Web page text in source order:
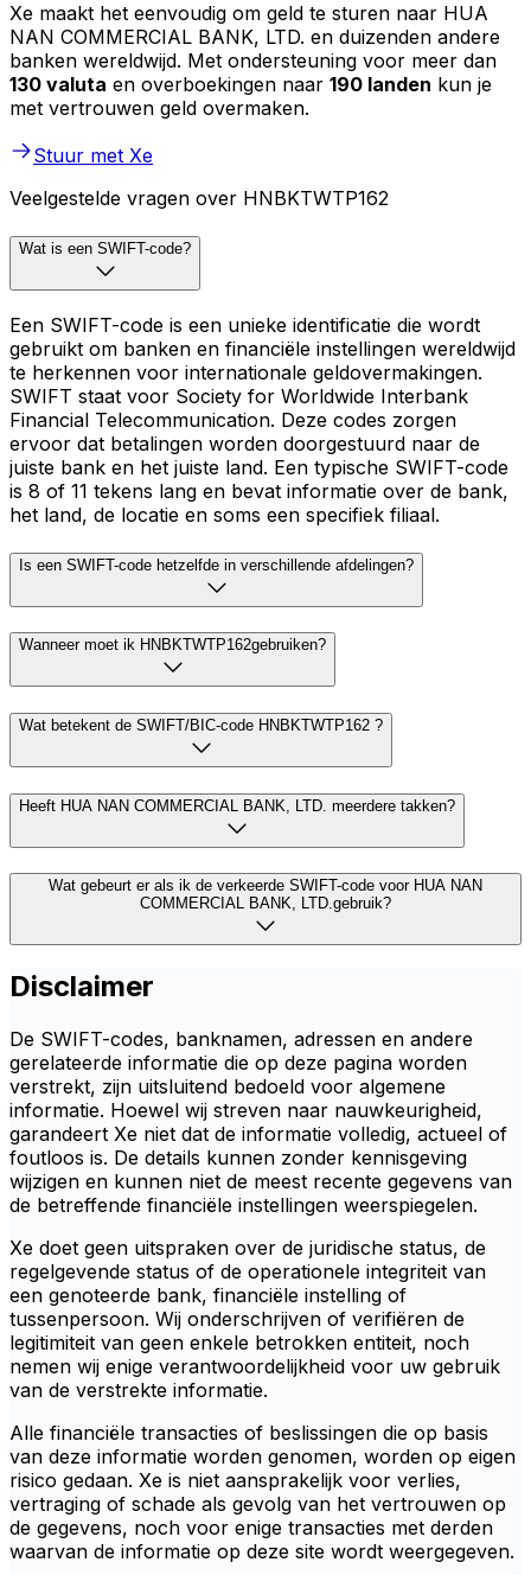
Xe maakt het eenvoudig om geld te sturen naar HUA
NAN COMMERCIAL BANK, LTD. en duizenden andere
banken wereldwijd. Met ondersteuning voor meer dan
130 valuta en overboekingen naar 190 landen kun je
met vertrouwen geld overmaken.
Stuur met Xe
Veelgestelde vragen over HNBKTWTP162
Wat is een SWIFT-code?
Een SWIFT-code is een unieke identificatie die wordt
gebruikt om banken en financiële instellingen wereldwijd
te herkennen voor internationale geldovermakingen.
SWIFT staat voor Society for Worldwide Interbank
Financial Telecommunication. Deze codes zorgen
ervoor dat betalingen worden doorgestuurd naar de
juiste bank en het juiste land. Een typische SWIFT-code
is 8 of 11 tekens lang en bevat informatie over de bank,
het land, de locatie en soms een specifiek filiaal.
Is een SWIFT-code hetzelfde in verschillende afdelingen?
Wanneer moet ik HNBKTWTP162gebruiken?
Wat betekent de SWIFT/BIC-code HNBKTWTP162 ?
Heeft HUA NAN COMMERCIAL BANK, LTD. meerdere takken?
Wat gebeurt er als ik de verkeerde SWIFT-code voor HUA NAN
COMMERCIAL BANK, LTD.gebruik?
Disclaimer
De SWIFT-codes, banknamen, adressen en andere
gerelateerde informatie die op deze pagina worden
verstrekt, zijn uitsluitend bedoeld voor algemene
informatie. Hoewel wij streven naar nauwkeurigheid,
garandeert Xe niet dat de informatie volledig, actueel of
foutloos is. De details kunnen zonder kennisgeving
wijzigen en kunnen niet de meest recente gegevens van
de betreffende financiële instellingen weerspiegelen.
Xe doet geen uitspraken over de juridische status, de
regelgevende status of de operationele integriteit van
een genoteerde bank, financiële instelling of
tussenpersoon. Wij onderschrijven of verifiëren de
legitimiteit van geen enkele betrokken entiteit, noch
nemen wij enige verantwoordelijkheid voor uw gebruik
van de verstrekte informatie.
Alle financiële transacties of beslissingen die op basis
van deze informatie worden genomen, worden op eigen
risico gedaan. Xe is niet aansprakelijk voor verlies,
vertraging of schade als gevolg van het vertrouwen op
de gegevens, noch voor enige transacties met derden
waarvan de informatie op deze site wordt weergegeven.